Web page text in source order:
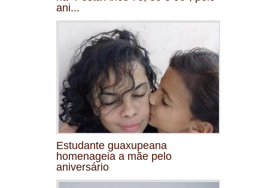
ani...
Estudante guaxupeana
homenageia a mãe pelo
aniversário